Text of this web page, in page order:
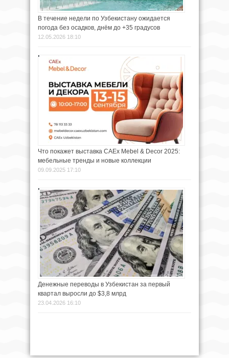
В течение недели по Узбекистану ожидается
погода без осадков, днём до +35 градусов
12.05.2026 18:10
Что покажет выставка CAEx Mebel & Decor 2025:
мебельные тренды и новые коллекции
09.09.2025 17:10
Денежные переводы в Узбекистан за первый
квартал выросли до $3,8 млрд
23.04.2026 16:10